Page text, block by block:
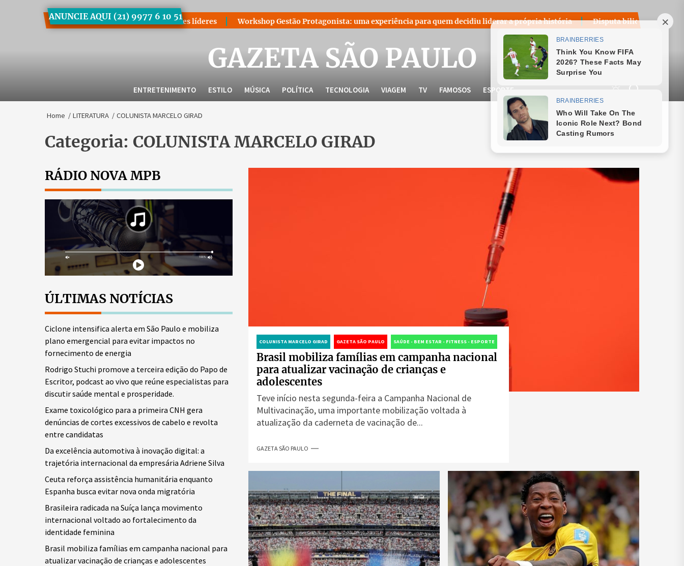
ANUNCIE AQUI (21) 9977 6 10 51
uma nova geração de mulheres líderes Workshop Gestão Protagonista: uma experiência para quem decidiu liderar a própria história Disputa bilionária sobre royalties do
GAZETA SÃO PAULO
ENTRETENIMENTO ESTILO MÚSICA POLÍTICA TECNOLOGIA VIAGEM TV FAMOSOS ESPORTE
Home LITERATURA COLUNISTA MARCELO GIRAD
Categoria: COLUNISTA MARCELO GIRAD
COLUNISTA MARCELO GIRAD GAZETA SÃO PAULO SAÚDE - BEM ESTAR - FITNESS - ESPORTE
Brasil mobiliza famílias em campanha nacional
para atualizar vacinação de crianças e
adolescentes
Teve início nesta segunda-feira a Campanha Nacional de
Multivacinação, uma importante mobilização voltada à
atualização da caderneta de vacinação de...
GAZETA SÃO PAULO
RÁDIO NOVA MPB
ÚLTIMAS NOTÍCIAS
Ciclone intensifica alerta em São Paulo e mobiliza
plano emergencial para evitar impactos no
fornecimento de energia
Rodrigo Stuchi promove a terceira edição do Papo de
Escritor, podcast ao vivo que reúne especialistas para
discutir saúde mental e prosperidade.
Exame toxicológico para a primeira CNH gera
denúncias de cortes excessivos de cabelo e revolta
entre candidatas
Da excelência automotiva à inovação digital: a
trajetória internacional da empresária Adriene Silva
Ceuta reforça assistência humanitária enquanto
Espanha busca evitar nova onda migratória
Brasileira radicada na Suíça lança movimento
internacional voltado ao fortalecimento da
identidade feminina
Brasil mobiliza famílias em campanha nacional para
atualizar vacinação de crianças e adolescentes